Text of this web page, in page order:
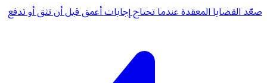
صعّد القضايا المعقدة عندما تحتاج إجابات أعمق قبل أن تثق أو تدفع